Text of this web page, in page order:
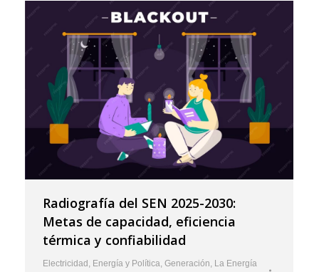
Radiografía del SEN 2025-2030:
Metas de capacidad, eficiencia
térmica y confiabilidad
Electricidad , Energía y Política, Generación, La Energía